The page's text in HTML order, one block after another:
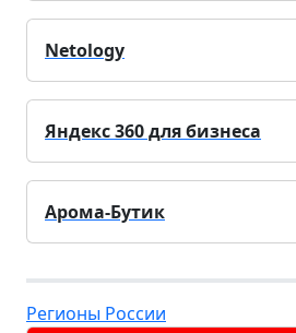
Netology
Яндекс 360 для бизнеса
Арома-Бутик
Регионы России